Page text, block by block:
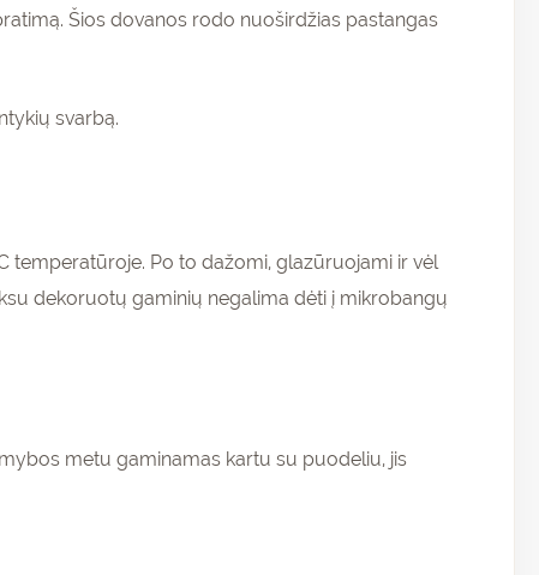
Šios dovanos rodo nuoširdžias pastangas
svarbą.
temperatūroje. Po to dažomi, glazūruojami ir vėl
dekoruotų gaminių negalima dėti į mikrobangų
metu gaminamas kartu su puodeliu, jis